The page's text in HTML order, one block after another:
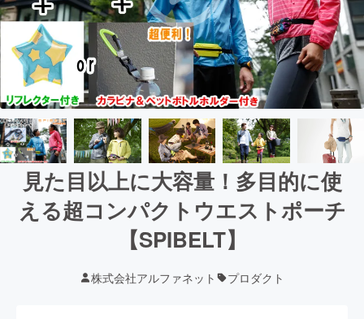
見た目以上に大容量！多目的に使
える超コンパクトウエストポーチ
【SPIBELT】
株式会社アルファネット プロダクト